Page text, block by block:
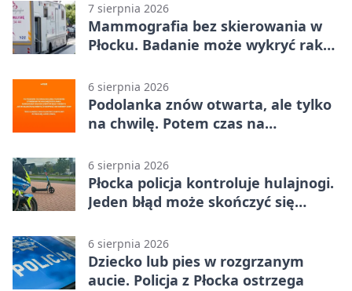
7 sierpnia 2026
Mammografia bez skierowania w
Płocku. Badanie może wykryć raka,
6 sierpnia 2026
Podolanka znów otwarta, ale tylko
na chwilę. Potem czas na
6 sierpnia 2026
Płocka policja kontroluje hulajnogi.
Jeden błąd może skończyć się
6 sierpnia 2026
Dziecko lub pies w rozgrzanym
aucie. Policja z Płocka ostrzega